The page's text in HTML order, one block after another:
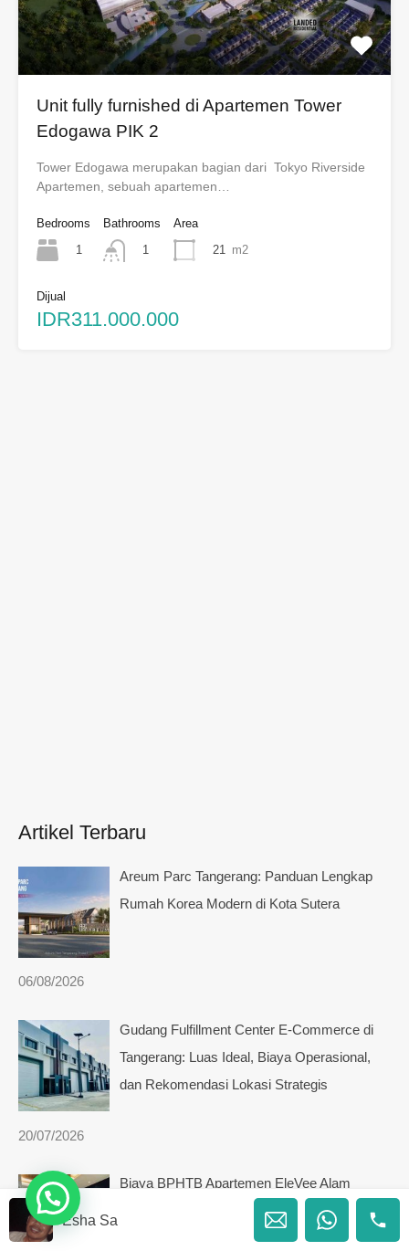
Unit fully furnished di Apartemen Tower
Edogawa PIK 2
Tower Edogawa merupakan bagian dari Tokyo Riverside
Apartemen, sebuah apartemen…
Bedrooms
1
Bathrooms
1
Area
21 m2
Dijual
IDR311.000.000
Artikel Terbaru
Areum Parc Tangerang: Panduan Lengkap
Rumah Korea Modern di Kota Sutera
06/08/2026
Gudang Fulfillment Center E-Commerce di
Tangerang: Luas Ideal, Biaya Operasional,
dan Rekomendasi Lokasi Strategis
20/07/2026
Biaya BPHTB Apartemen EleVee Alam
Sutera: Panduan Lengkap 2026
Esha Sa